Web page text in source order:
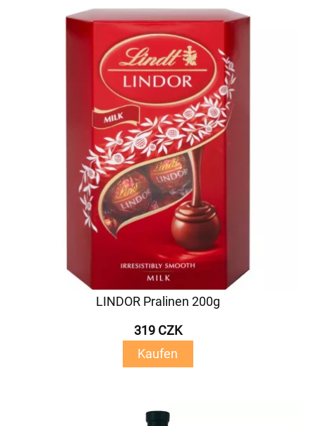
LINDOR Pralinen 200g
319 CZK
Kaufen